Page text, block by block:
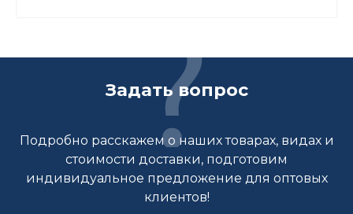
Задать вопрос
Подробно расскажем о наших товарах, видах и
стоимости доставки, подготовим
индивидуальное предложение для оптовых
клиентов!